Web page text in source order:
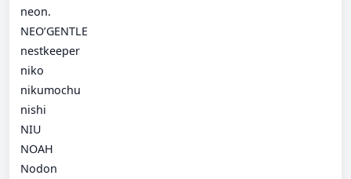
neon.
NEO’GENTLE
nestkeeper
niko
nikumochu
nishi
NIU
NOAH
Nodon